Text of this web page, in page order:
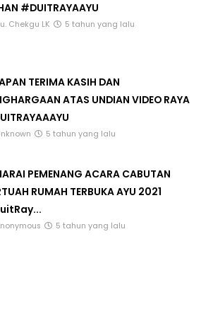
#DUITRAYAAYU
Chekgu LK 5 tahun yang lalu
TERIMA KASIH DAN
ATAS UNDIAN VIDEO RAYA
5 tahun yang lalu
PEMENANG ACARA CABUTAN
RUMAH TERBUKA AYU 2021
5 tahun yang lalu